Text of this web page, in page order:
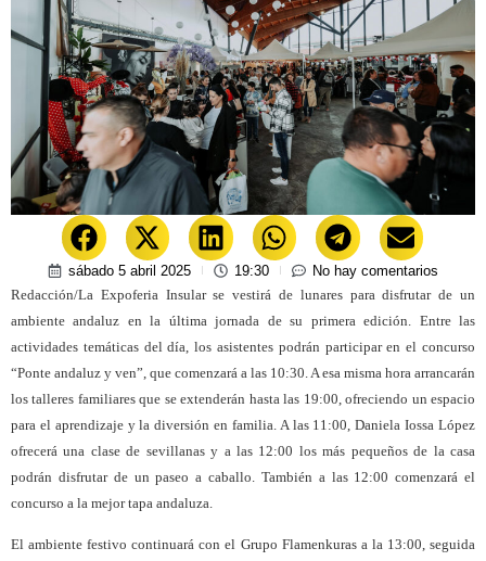
sábado 5 abril 2025 19:30
No hay comentarios
Redacción/La Expoferia Insular se vestirá de lunares para disfrutar de un
ambiente andaluz en la última jornada de su primera edición. Entre las
actividades temáticas del día, los asistentes podrán participar en el concurso
“Ponte andaluz y ven”, que comenzará a las 10:30. A esa misma hora arrancarán
los talleres familiares que se extenderán hasta las 19:00, ofreciendo un espacio
para el aprendizaje y la diversión en familia. A las 11:00, Daniela Iossa López
ofrecerá una clase de sevillanas y a las 12:00 los más pequeños de la casa
podrán disfrutar de un paseo a caballo. También a las 12:00 comenzará el
concurso a la mejor tapa andaluza.
El ambiente festivo continuará con el Grupo Flamenkuras a la 13:00, seguida